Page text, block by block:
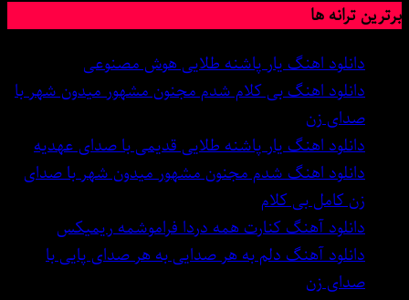
برترین ترانه ها
دانلود اهنگ یار پاشنه طلایی هوش مصنوعی
دانلود اهنگ بی کلام شدم مجنون مشهور میدون شهر با
صدای زن
دانلود اهنگ یار پاشنه طلایی قدیمی با صدای عهدیه
دانلود اهنگ شدم مجنون مشهور میدون شهر با صدای
زن کامل بی کلام
دانلود آهنگ کنارت همه دردا فراموشمه ریمیکس
دانلود آهنگ دلم به هر صدایی به هر صدای پایی با
صدای زن